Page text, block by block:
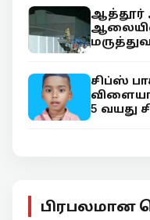
ஆத்தூர்
ஆலையில்
சிப்ஸ்
5 வயது
பிரபலமான